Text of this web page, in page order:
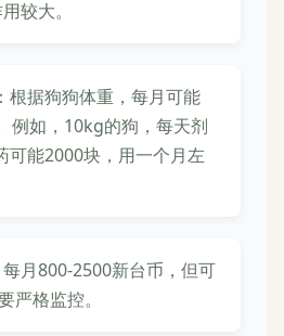
较大。
据狗狗体重，每月可能
例如，10kg的狗，每天剂
可能2000块，用一个月左
月800-2500新台币，但可
严格监控。